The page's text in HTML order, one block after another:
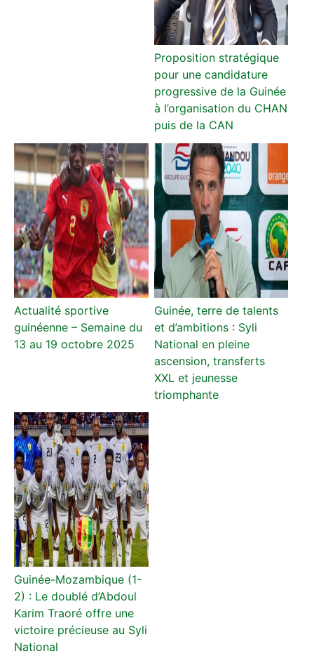
Proposition stratégique
pour une candidature
progressive de la Guinée
à l’organisation du CHAN
puis de la CAN
Actualité sportive
guinéenne – Semaine du
13 au 19 octobre 2025
Guinée, terre de talents
et d’ambitions : Syli
National en pleine
ascension, transferts
XXL et jeunesse
triomphante
Guinée-Mozambique (1-
2) : Le doublé d’Abdoul
Karim Traoré offre une
victoire précieuse au Syli
National